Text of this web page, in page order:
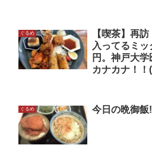
ぐるめ
【喫茶】再
入ってるミ
円。神戸大
カナカナ！
ぐるめ 今日の晩御飯